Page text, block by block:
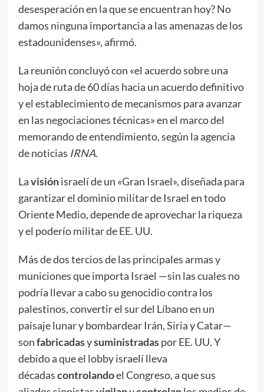
desesperación en la que se encuentran hoy? No
damos ninguna importancia a las amenazas de los
estadounidenses», afirmó.
La reunión concluyó con «el acuerdo sobre una
hoja de ruta de 60 días hacia un acuerdo definitivo
y el establecimiento de mecanismos para avanzar
en las negociaciones técnicas» en el marco del
memorando de entendimiento, según la agencia
de noticias IRNA.
Lavisiónisraelí de un «Gran Israel», diseñada para
garantizar el dominio militar de Israel en todo
Oriente Medio, depende de aprovechar la riqueza
y el poderío militar de EE. UU.
Más de dos tercios de las principales armas y
municiones que importa Israel —sin las cuales no
podría llevar a cabo su genocidio contra los
palestinos, convertir el sur del Líbano en un
paisaje lunar y bombardear Irán, Siria y Catar—
sonfabricadasysuministradaspor EE. UU. Y
debido a que el lobby israelí lleva
décadascontrolandoel Congreso, a que sus